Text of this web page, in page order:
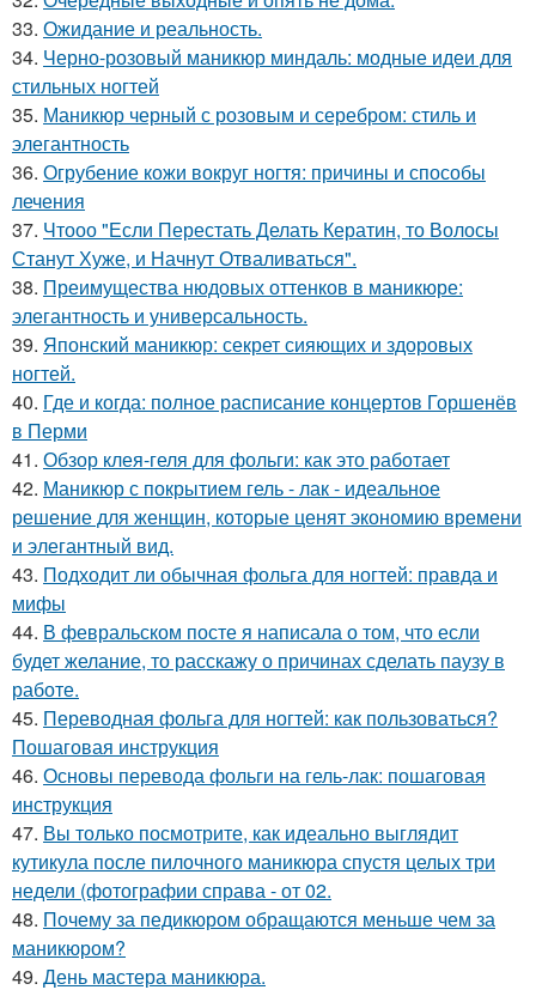
33. Ожидание и реальность.
34. Черно-розовый маникюр миндаль: модные идеи для
стильных ногтей
35. Маникюр черный с розовым и серебром: стиль и
элегантность
36. Огрубение кожи вокруг ногтя: причины и способы
лечения
37. Чтооо "Если Перестать Делать Кератин, то Волосы
Станут Хуже, и Начнут Отваливаться".
38. Преимущества нюдовых оттенков в маникюре:
элегантность и универсальность.
39. Японский маникюр: секрет сияющих и здоровых
ногтей.
40. Где и когда: полное расписание концертов Горшенёв
в Перми
41. Обзор клея-геля для фольги: как это работает
42. Маникюр с покрытием гель - лак - идеальное
решение для женщин, которые ценят экономию времени
и элегантный вид.
43. Подходит ли обычная фольга для ногтей: правда и
мифы
44. В февральском посте я написала о том, что если
будет желание, то расскажу о причинах сделать паузу в
работе.
45. Переводная фольга для ногтей: как пользоваться?
Пошаговая инструкция
46. Основы перевода фольги на гель-лак: пошаговая
инструкция
47. Вы только посмотрите, как идеально выглядит
кутикула после пилочного маникюра спустя целых три
недели (фотографии справа - от 02.
48. Почему за педикюром обращаются меньше чем за
маникюром?
49. День мастера маникюра.